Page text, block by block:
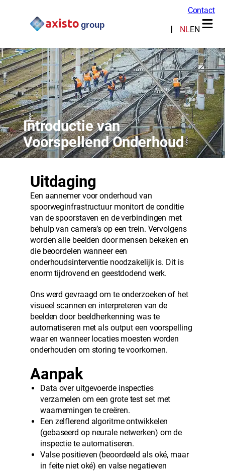
Contact
NLEN
Introductie van
Voorspellend Onderhoud
Uitdaging
Een aannemer voor onderhoud van
spoorweginfrastructuurmonitort de conditie
van de spoorstaven en de verbindingen met
behulp van camera’s op een trein. Vervolgens
worden alle beelden door mensen bekeken en
die beoordelen wanneer een
onderhoudsinterventie noodzakelijk is. Dit is
enorm tijdrovend en geestdodend werk.
Ons werd gevraagd om te onderzoeken of het
visueel scannen en interpreteren van de
beelden door beeldherkenning was te
automatiseren met als output een voorspelling
waar en wanneer locaties moesten worden
onderhouden om storing te voorkomen.
Aanpak
Data over uitgevoerde inspecties
verzamelen om een grote test set met
waarnemingen te creëren.
Een zelflerend algoritme ontwikkelen
(gebaseerd op neurale netwerken) om de
inspectie te automatiseren.
Valse positieven (beoordeeld als oké, maar
in feite niet oké) en valse negatieven